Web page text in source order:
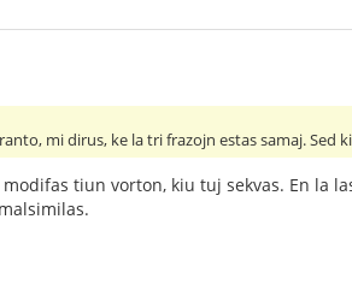
mi dirus, ke la tri frazojn estas samaj. Sed
tiun vorton, kiu tuj sekvas. En la